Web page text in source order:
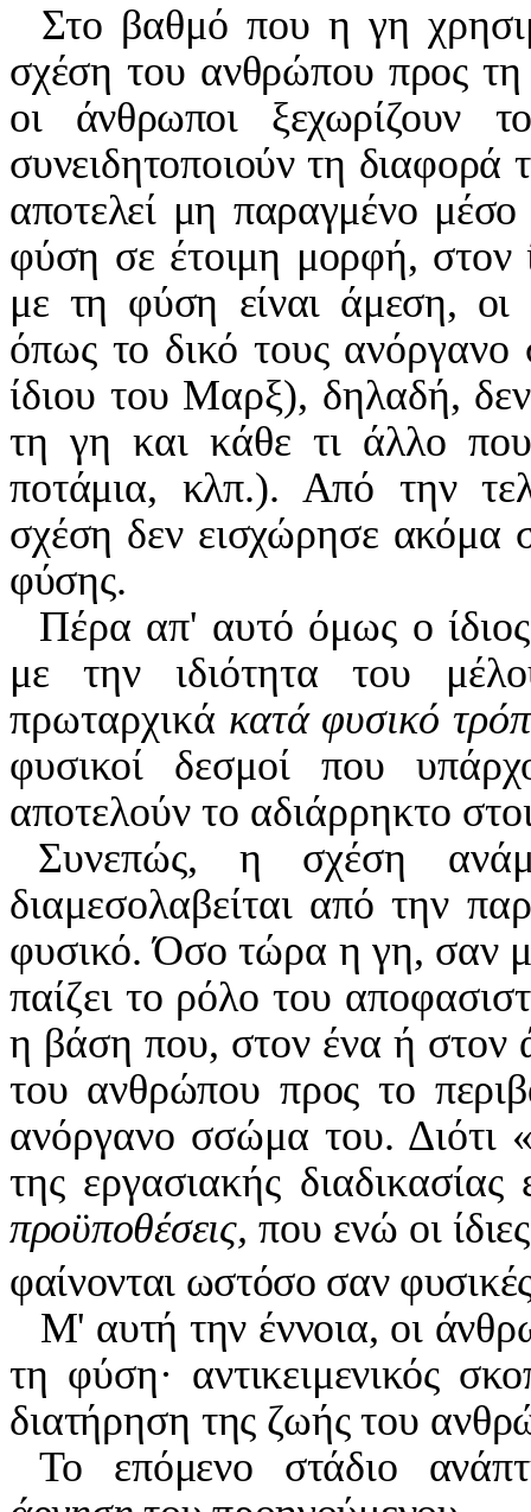
Στο βαθμό που η γη
σχέση του ανθρώπου προς
οι άνθρωποι ξεχωρίζουν
συνειδητοποιούν τη
αποτελεί μη παραγμένο
φύση σε έτοιμη μορφή,
με τη φύση είναι άμεση, οι
όπως το δικό τους
ίδιου του Μαρξ), δηλαδή,
τη γη και κάθε τι άλλο
ποτάμια, κλπ.). Από την
σχέση δεν εισχώρησε ακόμα
φύσης.
Πέρα απ' αυτό όμως ο
με την ιδιότητα του
πρωταρχικά κατά φυσικό
φυσικοί δεσμοί που
αποτελούν το αδιάρρηκτο
Συνεπώς, η σχέση
διαμεσολαβείται από την
φυσικό. Όσο τώρα η γη, σαν
παίζει το ρόλο του
η βάση που, στον ένα ή στον
του ανθρώπου προς το
ανόργανο σσώμα του. Διότι
της εργασιακής διαδικασίας
προϋποθέσεις,που ενώ οι
φαίνονται ωστόσο σαν φυ­
Μ' αυτή την έννοια, οι
τη φύση· αντικειμενικός
διατήρηση της ζωής του
Το επόμενο στάδιο